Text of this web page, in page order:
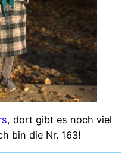
, dort gibt es noch viel
bin die Nr. 163!